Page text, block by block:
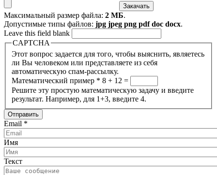
Максимальный размер файла: 2 МБ.
Допустимые типы файлов: jpg jpeg png pdf doc docx.
Leave this field blank
CAPTCHA
Этот вопрос задается для того, чтобы выяснить, являетесь
ли Вы человеком или представляете из себя
автоматическую спам-рассылку.
Математический пример * 8 + 12 =
Решите эту простую математическую задачу и введите
результат. Например, для 1+3, введите 4.
Email *
Имя
Текст